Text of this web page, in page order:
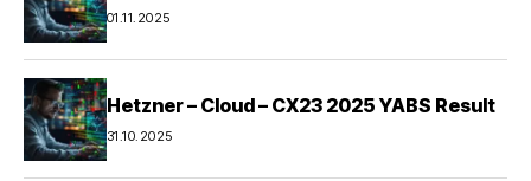
01.11.2025
Hetzner – Cloud – CX23 2025 YABS Result
31.10.2025